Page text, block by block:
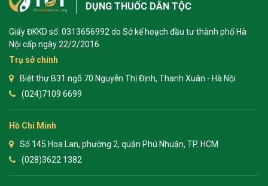
DỤNG THUỐC DÂN TỘC
Giấy ĐKKD số: 0313656992 do Sở kế hoạch đầu tư thành phố Hà
Nội cấp ngày 22/2/2016
Trụ sở chính
Biệt thự B31 ngõ 70 Nguyễn Thị Định, Thanh Xuân - Hà Nội
(024)7109 6699
Hồ Chí Minh
Số 145 Hoa Lan, phường 2, quận Phú Nhuận, TP. HCM
(028)3622 1382